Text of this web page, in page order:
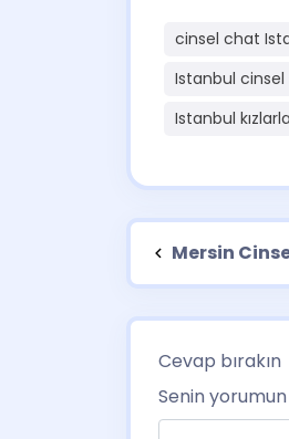
cinsel chat
Istanbul cinsel
Istanbul
Mersin
Cevap bırakın
Senin yorumun